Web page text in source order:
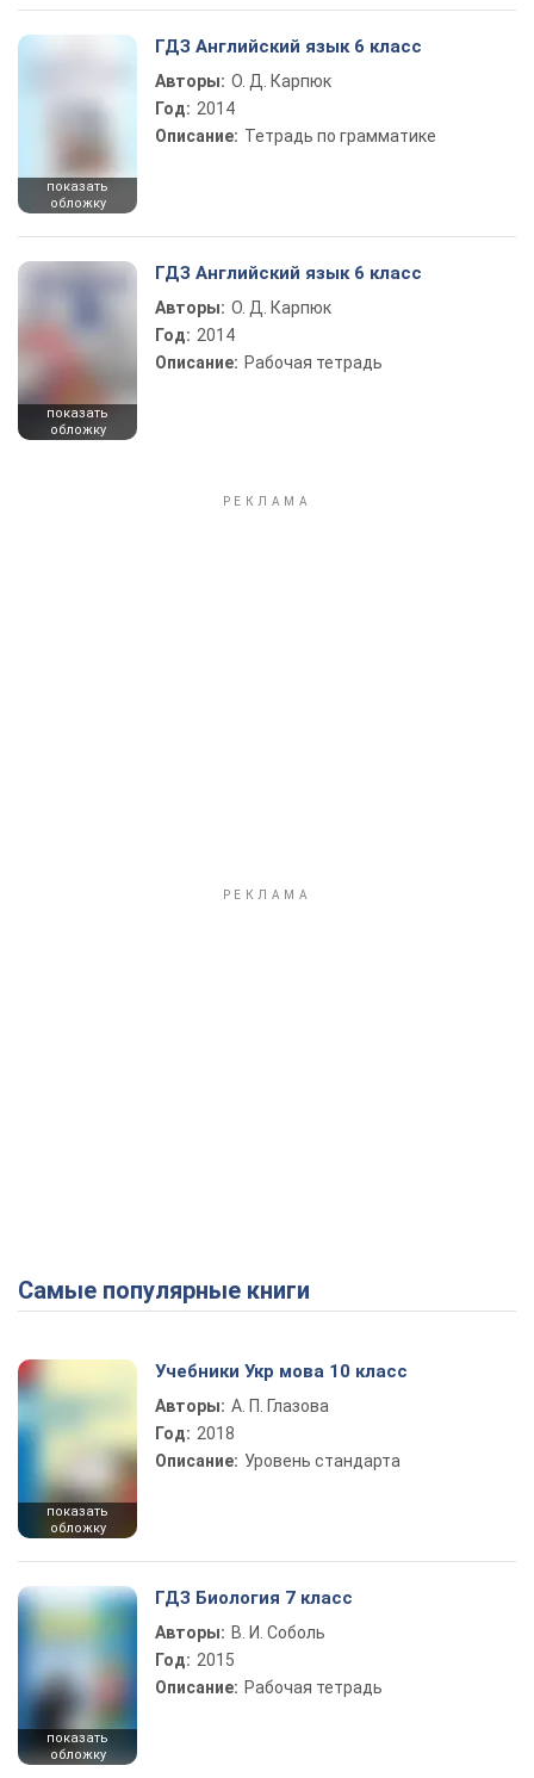
показать
обложку
ГДЗ Английский язык 6 класс
Авторы: О. Д. Карпюк
Год: 2014
Описание: Тетрадь по грамматике
показать
обложку
ГДЗ Английский язык 6 класс
Авторы: О. Д. Карпюк
Год: 2014
Описание: Рабочая тетрадь
Самые популярные книги
показать
обложку
Учебники Укр мова 10 класс
Авторы: А. П. Глазова
Год: 2018
Описание: Уровень стандарта
показать
обложку
ГДЗ Биология 7 класс
Авторы: В. И. Соболь
Год: 2015
Описание: Рабочая тетрадь